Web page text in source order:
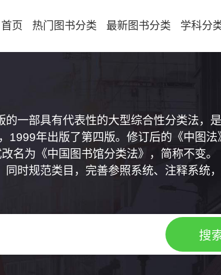
首页 热门图书分类 最新图书分类 学科分
一部具有代表性的大型综合性分类法，
1999年出版了第四版。修订后的《中图法
名为《中国图书馆分类法》，简称不变。
时规范类目，完善参照系统、注释系统